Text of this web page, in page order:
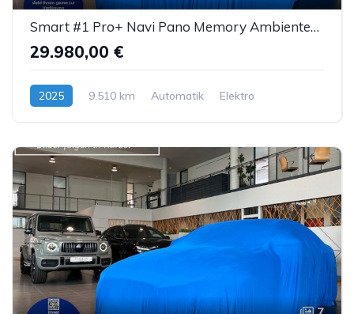
Smart #1 Pro+ Navi Pano Memory AmbienteB. LED ACC 360°
29.980,00 €
2025 9.510 km Automatik Elektro